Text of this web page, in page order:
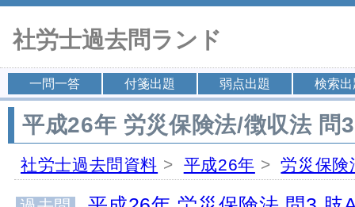
社労士過去問ランド
一問一答 付箋出題 弱点出題 検索出
平成26年 労災保険法/徴収法 問3
社労士過去問資料 > 平成26年 >労災保険